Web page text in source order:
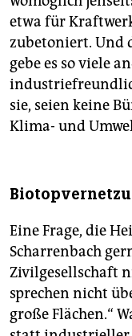
etwa für
zubetoniert. Und
gebe es so viele
sie, seien keine
Klima- und
Eine Frage, die
Scharrenbach
Zivilgesellschaft
sprechen nicht
große Flächen.“